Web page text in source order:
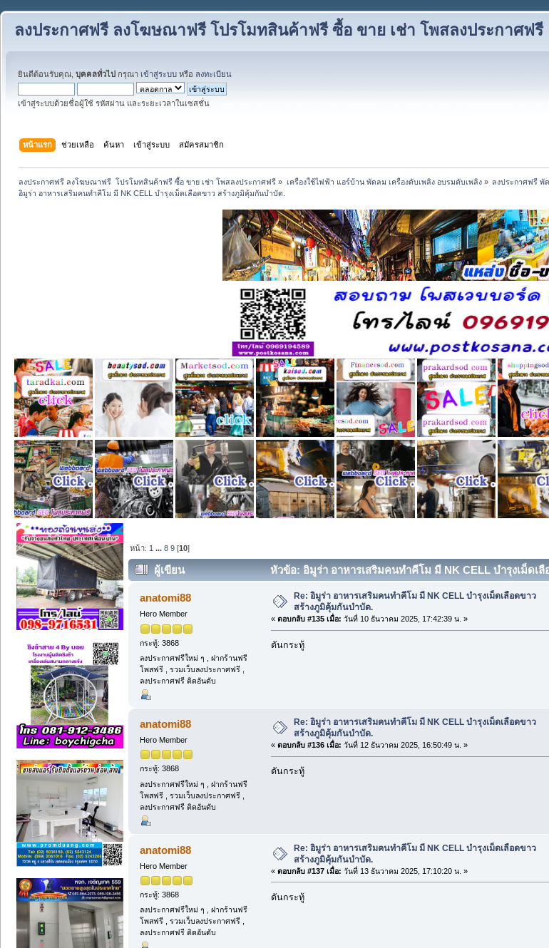
ลงประกาศฟรี ลงโฆษณาฟรี โปรโมทสินค้าฟรี ซื้อ ขาย เช่า โพสลงประกาศฟรี
ยินดีต้อนรับคุณ, บุคคลทั่วไป กรุณา เข้าสู่ระบบ หรือ ลงทะเบียน
เข้าสู่ระบบด้วยชื่อผู้ใช้ รหัสผ่าน และระยะเวลาในเซสชั่น
หน้าแรก ช่วยเหลือ ค้นหา เข้าสู่ระบบ สมัครสมาชิก
ลงประกาศฟรี ลงโฆษณาฟรี  โปรโมทสินค้าฟรี ซื้อ ขาย เช่า โพสลงประกาศฟรี » เครื่องใช้ไฟฟ้า แอร์บ้าน พัดลม เครื่องดับเพลิง อบรมดับเพลิง» ลงประกาศฟรี พั
อิมูร่า อาหารเสริมคนทำคีโม มี NK CELL บำรุงเม็ดเลือดขาว สร้างภูมิคุ้มกันบำบัด.
หน้า: 1 ...8 9 [10]
ผู้เขียน หัวข้อ: อิมูร่า อาหารเสริมคนทำคีโม มี NK CELL บำรุงเม็ด
anatomi88
Hero Member
กระทู้: 3868
ลงประกาศฟรีใหม่ ๆ , ฝากร้านฟรี
โพสฟรี , รวมเว็บลงประกาศฟรี ,
ลงประกาศฟรี ติดอันดับ
Re: อิมูร่า อาหารเสริมคนทำคีโม มี NK CELL บำรุงเม็ดเลือดขาว
สร้างภูมิคุ้มกันบำบัด.
« ตอบกลับ #135 เมื่อ: วันที่ 10 ธันวาคม 2025, 17:42:39 น. »
ดันกระทู้
anatomi88
Hero Member
กระทู้: 3868
ลงประกาศฟรีใหม่ ๆ , ฝากร้านฟรี
โพสฟรี , รวมเว็บลงประกาศฟรี ,
ลงประกาศฟรี ติดอันดับ
Re: อิมูร่า อาหารเสริมคนทำคีโม มี NK CELL บำรุงเม็ดเลือดขาว
สร้างภูมิคุ้มกันบำบัด.
« ตอบกลับ #136 เมื่อ: วันที่ 12 ธันวาคม 2025, 16:50:49 น. »
ดันกระทู้
anatomi88
Hero Member
กระทู้: 3868
ลงประกาศฟรีใหม่ ๆ , ฝากร้านฟรี
โพสฟรี , รวมเว็บลงประกาศฟรี ,
ลงประกาศฟรี ติดอันดับ
Re: อิมูร่า อาหารเสริมคนทำคีโม มี NK CELL บำรุงเม็ดเลือดขาว
สร้างภูมิคุ้มกันบำบัด.
« ตอบกลับ #137 เมื่อ: วันที่ 13 ธันวาคม 2025, 17:10:20 น. »
ดันกระทู้